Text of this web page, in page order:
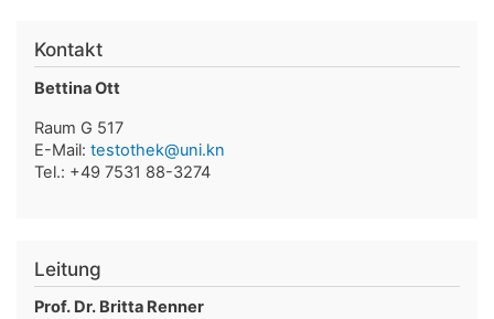
Kontakt
Bettina Ott
Raum G 517
E-Mail: testothek@uni.kn
Tel.: +49 7531 88-3274
Leitung
Prof. Dr. Britta Renner